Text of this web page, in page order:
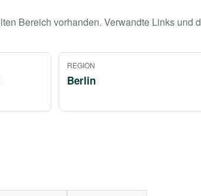
Bereich vorhanden. Verwandte Links und
REGION
Berlin